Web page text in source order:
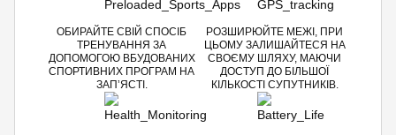
ОБИРАЙТЕ СВІЙ СПОСІБ
ТРЕНУВАННЯ ЗА
ДОПОМОГОЮ ВБУДОВАНИХ
СПОРТИВНИХ ПРОГРАМ НА
ЗАП’ЯСТІ.
РОЗШИРЮЙТЕ МЕЖІ, ПРИ
ЦЬОМУ ЗАЛИШАЙТЕСЯ НА
СВОЄМУ ШЛЯХУ, МАЮЧИ
ДОСТУП ДО БІЛЬШОЇ
КІЛЬКОСТІ СУПУТНИКІВ.